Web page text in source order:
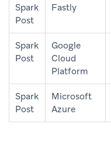
Spark
Post
Fastly
Spark
Post
Google
Cloud
Platform
Spark
Post
Microsoft
Azure